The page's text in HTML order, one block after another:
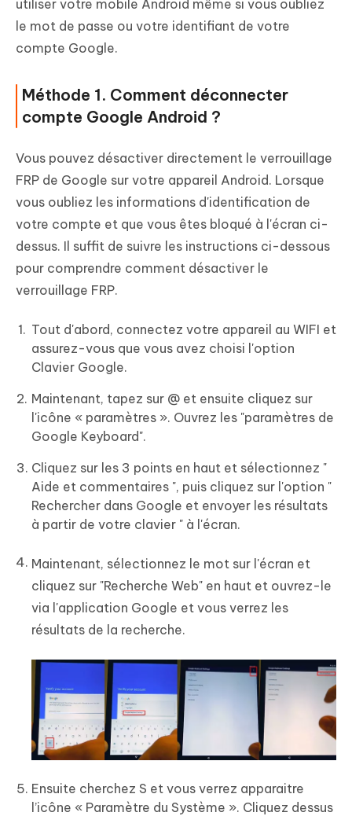
utiliser votre mobile Android même si vous oubliez
le mot de passe ou votre identifiant de votre
compte Google.
Méthode 1. Comment déconnecter
compte Google Android ?
Vous pouvez désactiver directement le verrouillage
FRP de Google sur votre appareil Android. Lorsque
vous oubliez les informations d'identification de
votre compte et que vous êtes bloqué à l'écran ci-
dessus. Il suffit de suivre les instructions ci-dessous
pour comprendre comment désactiver le
verrouillage FRP.
Tout d'abord, connectez votre appareil au WIFI et
assurez-vous que vous avez choisi l'option
Clavier Google.
Maintenant, tapez sur @ et ensuite cliquez sur
l'icône « paramètres ». Ouvrez les "paramètres de
Google Keyboard".
Cliquez sur les 3 points en haut et sélectionnez "
Aide et commentaires ", puis cliquez sur l'option "
Rechercher dans Google et envoyer les résultats
à partir de votre clavier " à l'écran.
Maintenant, sélectionnez le mot sur l'écran et
cliquez sur "Recherche Web" en haut et ouvrez-le
via l'application Google et vous verrez les
résultats de la recherche.
Ensuite cherchez S et vous verrez apparaitre
l’icône « Paramètre du Système ». Cliquez dessus